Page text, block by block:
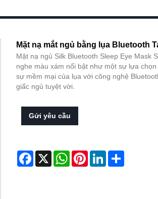
Mặt nạ mắt ngủ bằng lụa Bluetooth
Mặt nạ ngủ Silk Bluetooth Sleep Eye Mask
nghe màu xám nổi bật như một sự lựa
sự mềm mại của lụa với công nghệ
giấc ngủ tuyệt vời.
Gửi yêu cầu
Facebook
X WhatsAppPinterestLinkedIn